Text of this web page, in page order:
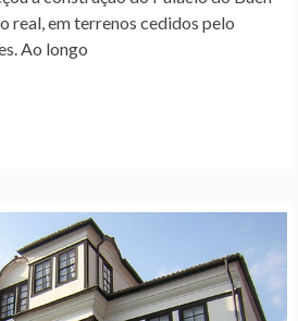
real, em terrenos cedidos pelo
Ao longo